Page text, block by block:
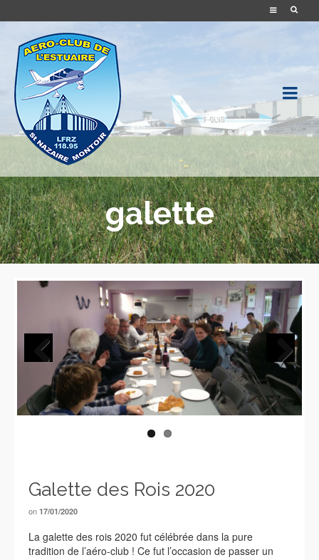
galette
Previous Next
Galette des Rois 2020
on 17/01/2020
La galette des rois 2020 fut célébrée dans la pure
tradition de l’aéro-club ! Ce fut l’occasion de passer un